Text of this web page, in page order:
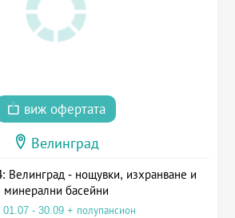
виж офертата
Велинград
Велинград - нощувки, изхранване и
минерални басейни
01.07 - 30.09 + полупансион